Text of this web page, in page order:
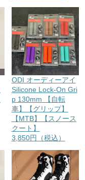
ODI オーディーアイ
Silicone Lock-On Gri
p 130mm 【自転
車】【グリップ】
【MTB】【スノース
クート】
3,850円（税込）